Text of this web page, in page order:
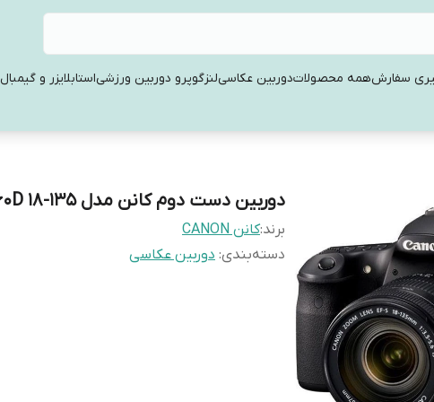
سفارشهمه محصولاتدوربین عکاسیلنزگوپرو دوربین ورزشیاستابلایزر و گیمبال
دوربین دست دوم کانن مدل canon 60D 18-135
برند:کانن CANON
دسته‌بندی: دوربین عکاسی